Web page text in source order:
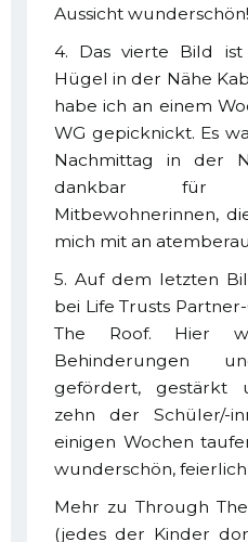
Aussicht wunderschön!
4. Das vierte Bild
Hügel in der Nähe
habe ich an einem
WG gepicknickt. Es
Nachmittag in der
dankbar für
Mitbewohnerinnen,
mich mit an
5. Auf dem letzten
bei Life Trusts
The Roof. Hier
Behinderungen
gefördert, gestärkt
zehn der Schüler/-
einigen Wochen
wunderschön,
Mehr zu Through
(jedes der Kinder